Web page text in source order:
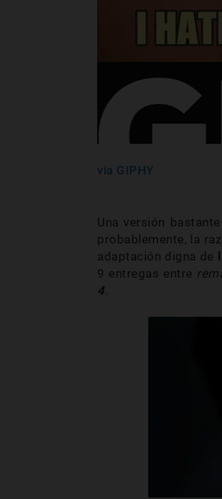
via GIPHY
Una versión
probablemente, la
adaptación digna de
9 entregas entre
4.